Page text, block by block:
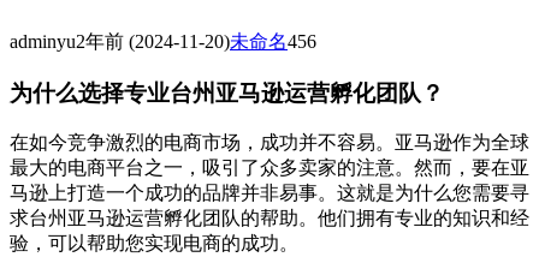
adminyu2年前 (2024-11-20)未命名456
为什么选择专业台州亚马逊运营孵化团队？
在如今竞争激烈的电商市场，成功并不容易。亚马逊作为全球
最大的电商平台之一，吸引了众多卖家的注意。然而，要在亚
马逊上打造一个成功的品牌并非易事。这就是为什么您需要寻
求台州亚马逊运营孵化团队的帮助。他们拥有专业的知识和经
验，可以帮助您实现电商的成功。